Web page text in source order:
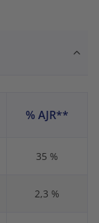
% AJR**
35 %
2,3 %